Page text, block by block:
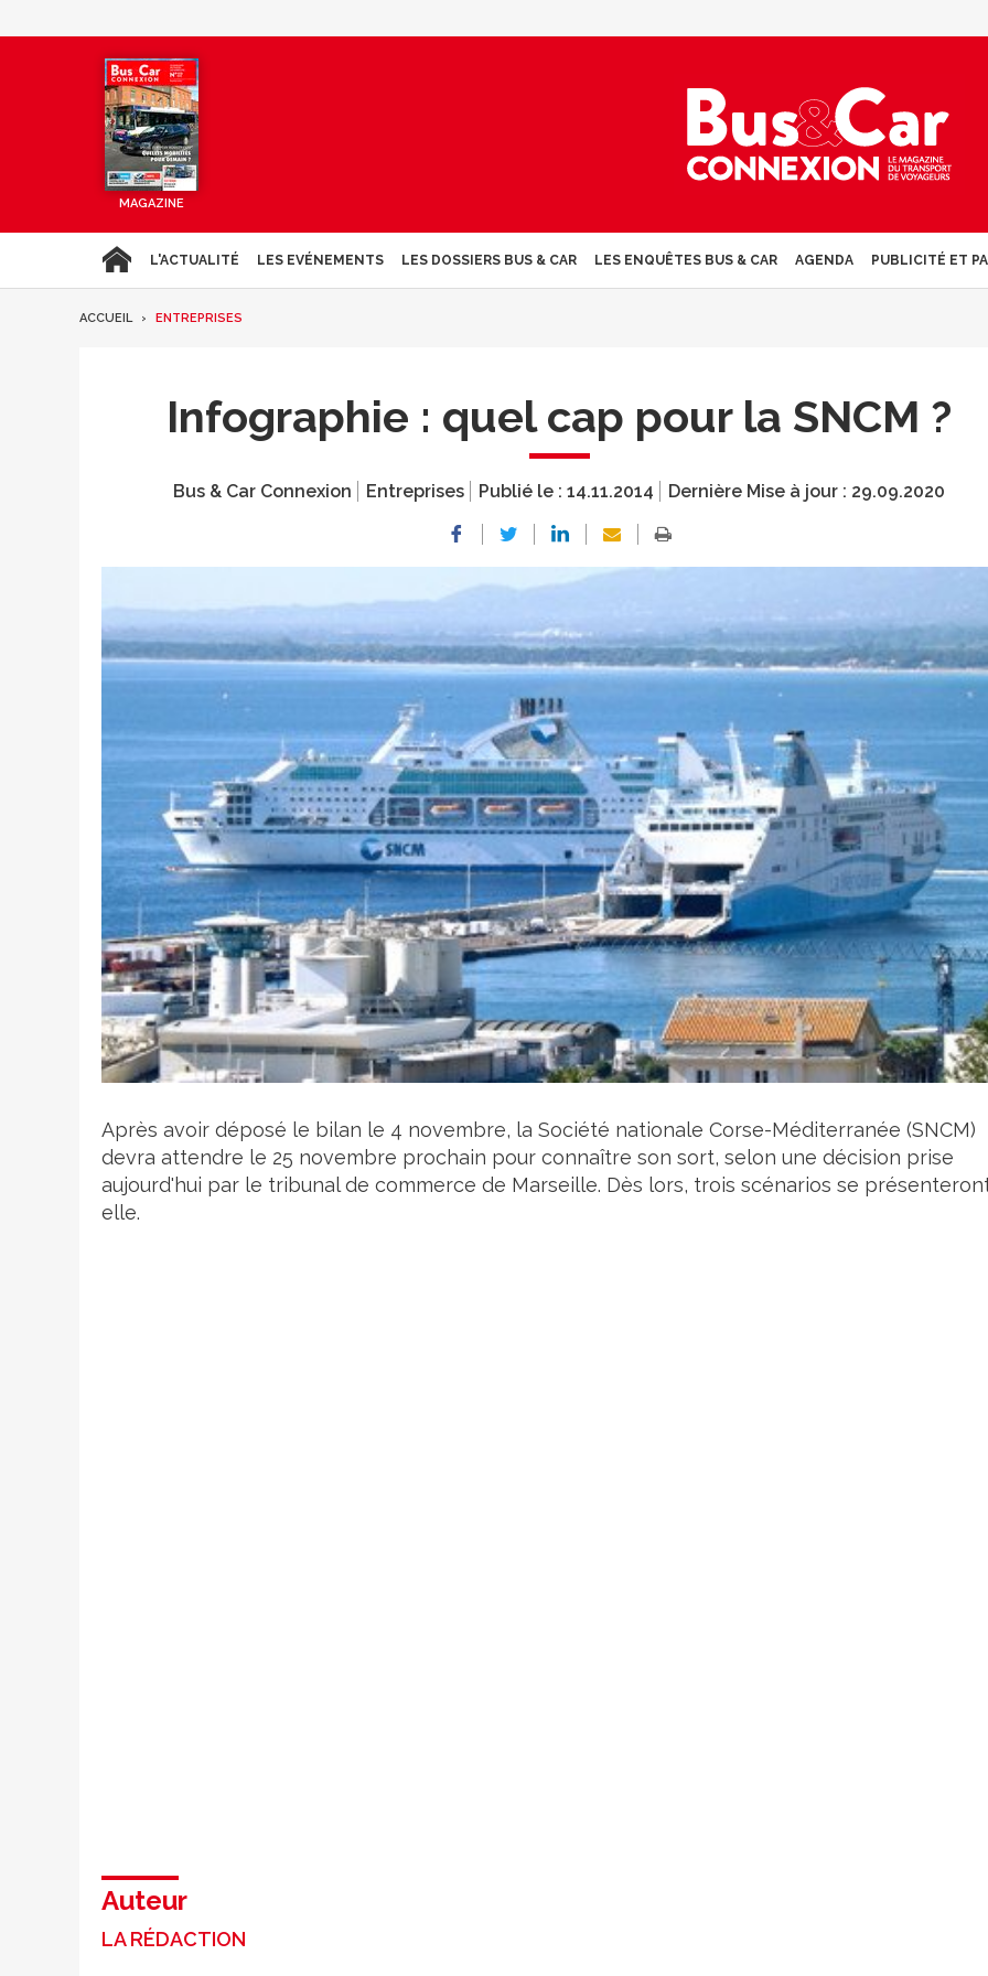
MAGAZINE
L'ACTUALITÉ LES EVÉNEMENTS LES DOSSIERS BUS & CAR LES ENQUÊTES BUS & CAR AGENDA PUBLICITÉ ET
ACCUEIL ENTREPRISES
Infographie : quel cap pour la SNCM ?
Bus & Car Connexion Entreprises Publié le : 14.11.2014 Dernière Mise à jour : 29.09.2020
Crédit photo
Après avoir déposé le bilan le 4 novembre, la Société nationale Corse-Méditerranée (SNCM)
devra attendre le 25 novembre prochain pour connaître son sort, selon une décision prise
aujourd'hui par le tribunal de commerce de Marseille. Dès lors, trois scénarios se
elle.
Auteur
LA RÉDACTION